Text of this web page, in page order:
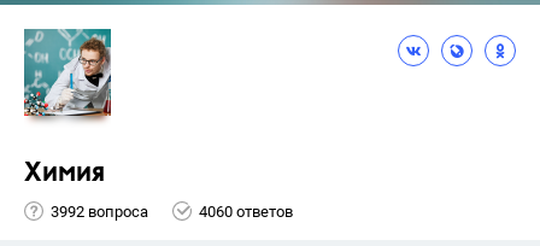
Химия
3992 вопроса 4060 ответов